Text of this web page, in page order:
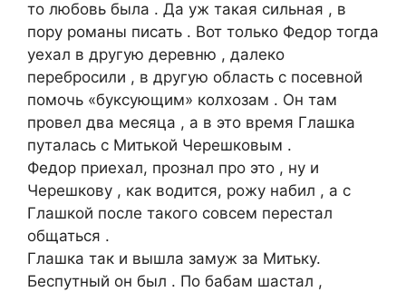
то любовь была . Да уж такая сильная , в
пору романы писать . Вот только Федор тогда
уехал в другую деревню , далеко
перебросили , в другую область с посевной
помочь «буксующим» колхозам . Он там
провел два месяца , а в это время Глашка
путалась с Митькой Черешковым .
Федор приехал, прознал про это , ну и
Черешкову , как водится, рожу набил , а с
Глашкой после такого совсем перестал
общаться .
Глашка так и вышла замуж за Митьку.
Беспутный он был . По бабам шастал ,